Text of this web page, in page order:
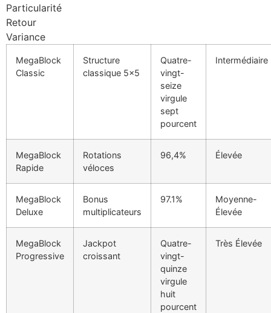
Particularité
Retour
Variance
MegaBlock
Classic
Structure
classique 5×5
Quatre-
vingt-
seize
virgule
sept
pourcent
Intermédiaire
MegaBlock
Rapide
Rotations
véloces
96,4% Élevée
MegaBlock
Deluxe
Bonus
multiplicateurs
97.1%
Moyenne-
Élevée
MegaBlock
Progressive
Jackpot
croissant
Quatre-
vingt-
quinze
virgule
huit
pourcent
Très Élevée